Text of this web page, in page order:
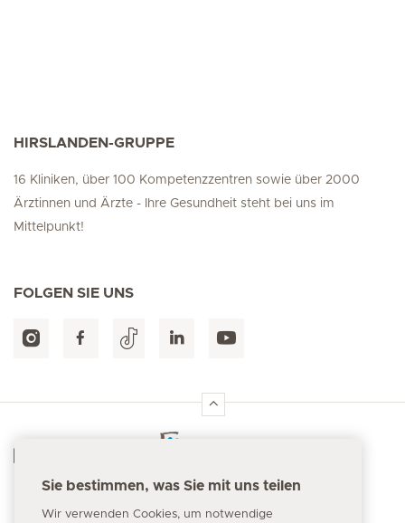
HIRSLANDEN-GRUPPE
16 Kliniken, über 100 Kompetenzzentren sowie über 2000
Ärztinnen und Ärzte - Ihre Gesundheit steht bei uns im
Mittelpunkt!
FOLGEN SIE UNS
Notfallnummer
Sie bestimmen, was Sie mit uns teilen
Wir verwenden Cookies, um notwendige